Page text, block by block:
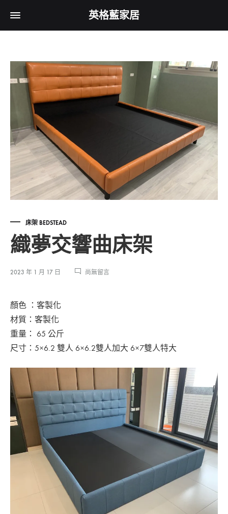
英格藍家居
床架 BEDSTEAD
織夢交響曲床架
2023 年 1 月 17 日
在
架〉
尚無留言
顏色 ：客製化
材質：客製化
重量： 65 公斤
尺寸：5×6.2 雙人 6×6.2雙人加大 6×7雙人特大